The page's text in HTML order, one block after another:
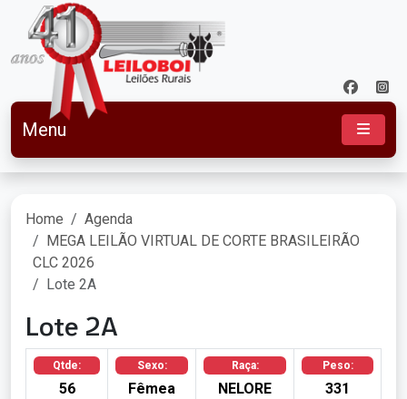
Menu
Home
Agenda
MEGA LEILÃO VIRTUAL DE CORTE BRASILEIRÃO
CLC 2026
Lote 2A
Lote 2A
Qtde:
56
Sexo:
Fêmea
Raça:
NELORE
Peso:
331